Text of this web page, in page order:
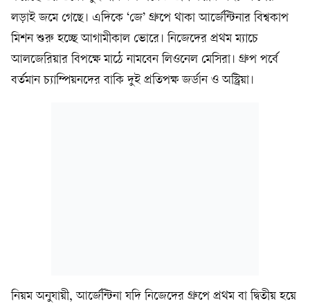
লড়াই জমে গেছে। এদিকে ‘জে’ গ্রুপে থাকা আর্জেন্টিনার বিশ্বকাপ
মিশন শুরু হচ্ছে আগামীকাল ভোরে। নিজেদের প্রথম ম্যাচে
আলজেরিয়ার বিপক্ষে মাঠে নামবেন লিওনেল মেসিরা। গ্রুপ পর্বে
বর্তমান চ্যাম্পিয়নদের বাকি দুই প্রতিপক্ষ জর্ডান ও অস্ট্রিয়া।
নিয়ম অনুযায়ী, আর্জেন্টিনা যদি নিজেদের গ্রুপে প্রথম বা দ্বিতীয় হয়ে